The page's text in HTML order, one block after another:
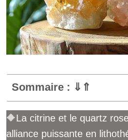
Sommaire : ⇓⇑
🔶La citrine et le quartz
alliance puissante en